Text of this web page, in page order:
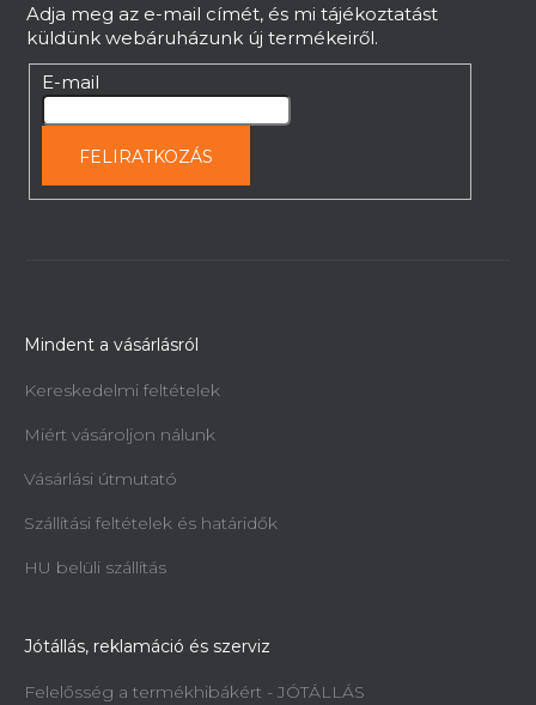
Adja meg az e-mail címét, és mi tájékoztatást
küldünk webáruházunk új termékeiről.
E-mail
FELIRATKOZÁS
Mindent a vásárlásról
Kereskedelmi feltételek
Miért vásároljon nálunk
Vásárlási útmutató
Szállítási feltételek és határidők
HU belüli szállítás
Jótállás, reklamáció és szerviz
Felelősség a termékhibákért - JÓTÁLLÁS